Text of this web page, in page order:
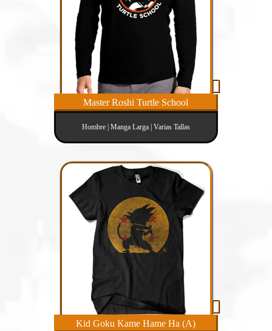
Master Roshi Turtle School
Hombre | Manga Larga | Varias Tallas
Kid Goku Kame Hame Ha (A)